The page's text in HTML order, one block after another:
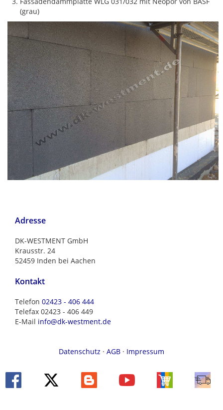
(grau)
Adresse
DK-WESTMENT GmbH
Krausstr. 24
52459 Inden bei Aachen
Kontakt
Telefon 02423 - 406 444
Telefax 02423 - 406 449
E-Mail info@dk-westment.de
Datenschutz · AGB · Impressum